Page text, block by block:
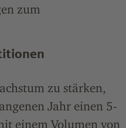
zum
zu stärken,
Jahr einen 5-
einem Volumen von